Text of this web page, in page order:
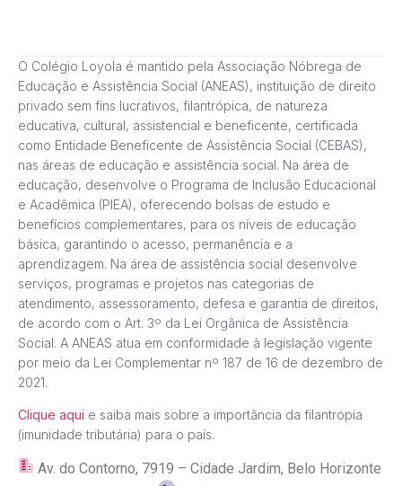
O Colégio Loyola é mantido pela Associação Nóbrega de
Educação e Assistência Social (ANEAS), instituição de direito
privado sem fins lucrativos, filantrópica, de natureza
educativa, cultural, assistencial e beneficente, certificada
como Entidade Beneficente de Assistência Social (CEBAS),
nas áreas de educação e assistência social. Na área de
educação, desenvolve o Programa de Inclusão Educacional
e Acadêmica (PIEA), oferecendo bolsas de estudo e
benefícios complementares, para os níveis de educação
básica, garantindo o acesso, permanência e a
aprendizagem. Na área de assistência social desenvolve
serviços, programas e projetos nas categorias de
atendimento, assessoramento, defesa e garantia de direitos,
de acordo com o Art. 3º da Lei Orgânica de Assistência
Social. A ANEAS atua em conformidade à legislação vigente
por meio da Lei Complementar nº 187 de 16 de dezembro de
2021.
Clique aqui e saiba mais sobre a importância da filantropia
(imunidade tributária) para o país.
Av. do Contorno, 7919 – Cidade Jardim, Belo Horizonte